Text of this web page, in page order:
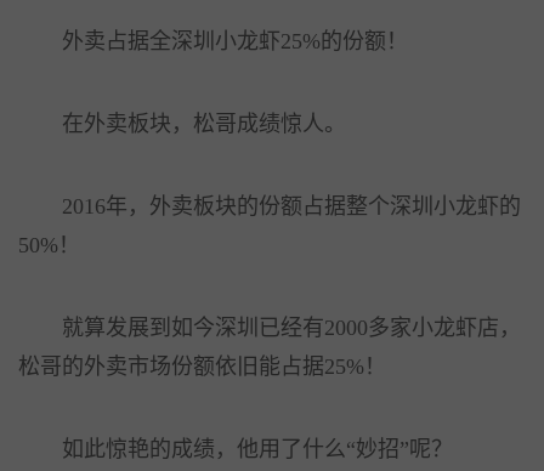
外卖占据全深圳小龙虾25%的份额！
在外卖板块，松哥成绩惊人。
2016年，外卖板块的份额占据整个深圳小龙虾的
50%！
就算发展到如今深圳已经有2000多家小龙虾店，
松哥的外卖市场份额依旧能占据25%！
如此惊艳的成绩，他用了什么“妙招”呢？